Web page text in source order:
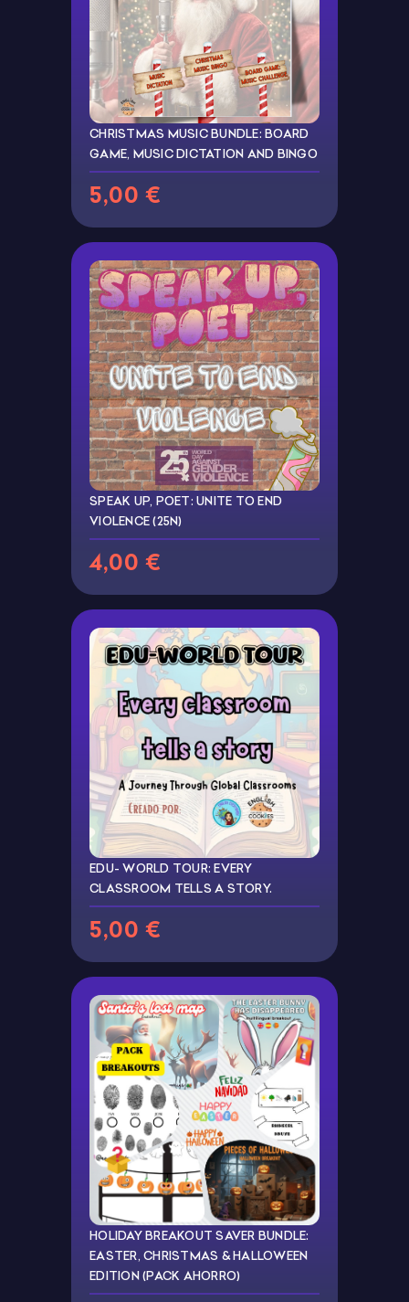
CHRISTMAS MUSIC BUNDLE: BOARD
GAME, MUSIC DICTATION AND BINGO
5,00 €
SPEAK UP, POET: UNITE TO END
VIOLENCE (25N)
4,00 €
EDU- WORLD TOUR: EVERY
CLASSROOM TELLS A STORY.
5,00 €
HOLIDAY BREAKOUT SAVER BUNDLE:
EASTER, CHRISTMAS & HALLOWEEN
EDITION (PACK AHORRO)